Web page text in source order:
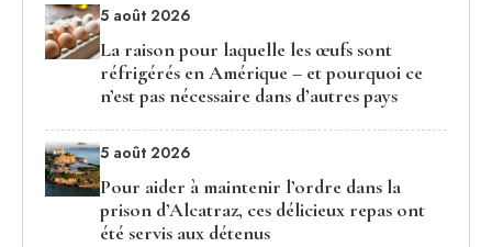
5 août 2026
La raison pour laquelle les œufs sont
réfrigérés en Amérique – et pourquoi ce
n’est pas nécessaire dans d’autres pays
5 août 2026
Pour aider à maintenir l’ordre dans la
prison d’Alcatraz, ces délicieux repas ont
été servis aux détenus